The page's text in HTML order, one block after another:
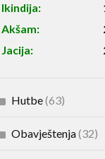
Ikindija:
Akšam:
Jacija:
Hutbe(63)
Obavještenja(32)